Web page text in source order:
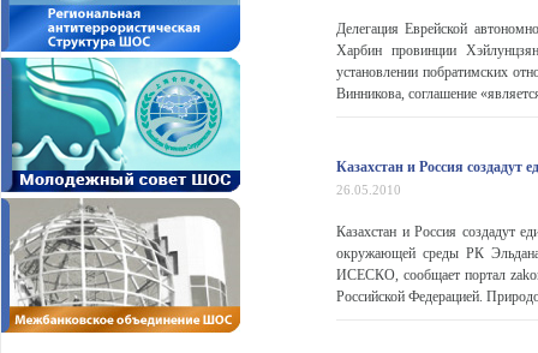
Делегация Еврейской
Харбин провинции
установлении побратимских
Винникова, соглашение
Казахстан и Россия создадут
26.05.2010
Казахстан и Россия создадут
окружающей среды РК
ИСЕСКО, сообщает портал
Российской Федерацией.